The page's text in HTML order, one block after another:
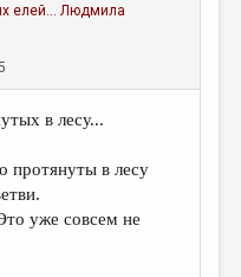
елей...
Людмила
в лесу...
протянуты в лесу
уже совсем не